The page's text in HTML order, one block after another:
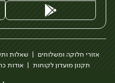
אזורי חלוקה ומשלוחים שאלות
תקנון מועדון לקוחות
אודות